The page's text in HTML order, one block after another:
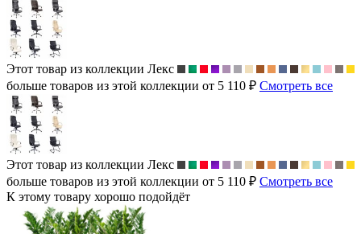
Этот товар из коллекции Лекс
больше товаров из этой коллекции от 5 110 ₽ Смотреть все
Этот товар из коллекции Лекс
больше товаров из этой коллекции от 5 110 ₽ Смотреть все
К этому товару хорошо подойдёт